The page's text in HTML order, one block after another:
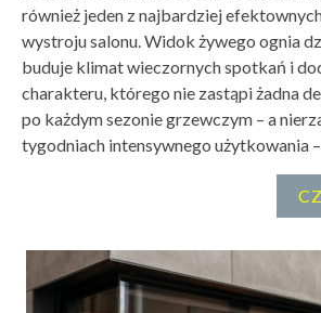
również jeden z najbardziej
wystroju salonu. Widok żywego ognia
buduje klimat wieczornych spotkań i
charakteru, którego nie zastąpi żadna
po każdym sezonie grzewczym – a
tygodniach intensywnego użytkowania